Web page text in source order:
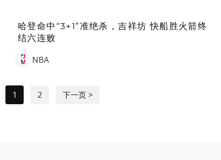
哈登命中“3+1”准绝杀，吉祥坊 快船胜火箭终
结六连败
NBA
1 2 下一页 >